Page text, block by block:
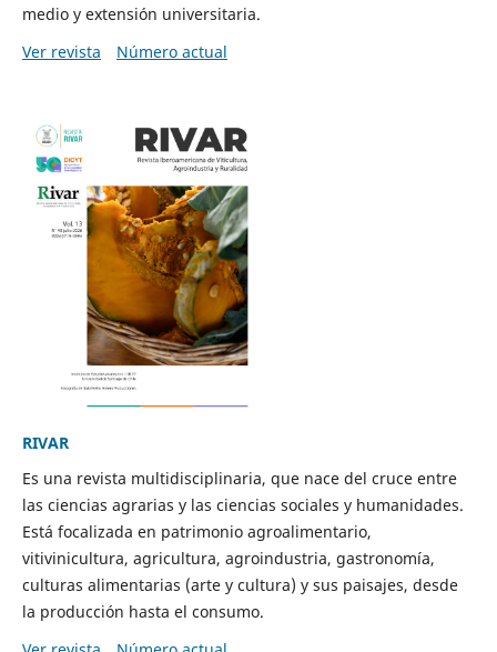
medio y extensión universitaria.
Ver revista
Número actual
RIVAR
Es una revista multidisciplinaria, que nace del cruce entre
las ciencias agrarias y las ciencias sociales y humanidades.
Está focalizada en patrimonio agroalimentario,
vitivinicultura, agricultura, agroindustria, gastronomía,
culturas alimentarias (arte y cultura) y sus paisajes, desde
la producción hasta el consumo.